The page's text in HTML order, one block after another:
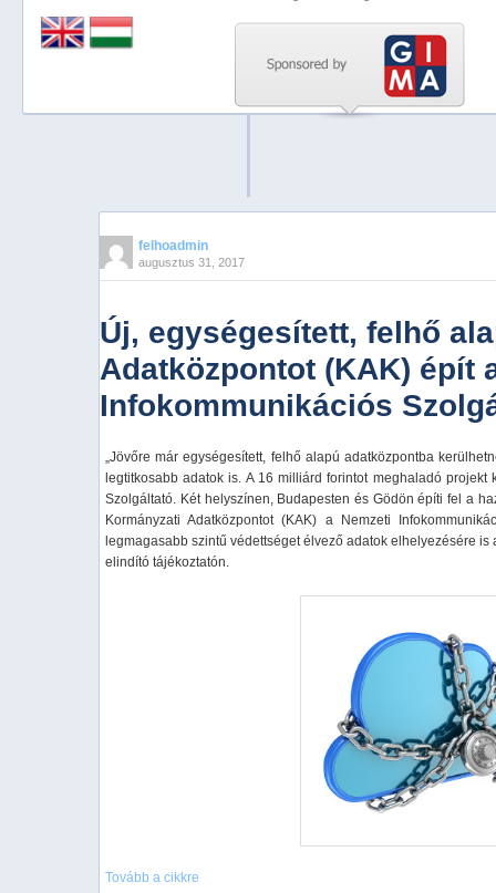
felhoadmin
augusztus 31, 2017
Új, egységesített, felhő
Adatközpontot (KAK) épít
Infokommunikációs
„Jövőre már egységesített, felhő alapú adatközpontba
legtitkosabb adatok is. A 16 milliárd forintot meghaladó
Szolgáltató. Két helyszínen, Budapesten és Gödön építi fel a
Kormányzati Adatközpontot (KAK) a Nemzeti
legmagasabb szintű védettséget élvező adatok elhelyezésére
elindító tájékoztatón.
Tovább a cikkre